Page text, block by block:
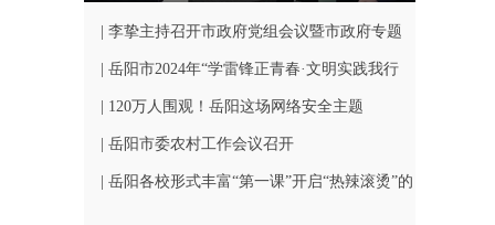
| 李挚主持召开市政府党组会议暨市政府专题
会
| 岳阳市2024年“学雷锋正青春·文明实践我行
动”志愿服务活动举行
| 120万人围观！岳阳这场网络安全主题
走“新”更走“心”！
| 岳阳市委农村工作会议召开
| 岳阳各校形式丰富“第一课”开启“热辣滚烫”的